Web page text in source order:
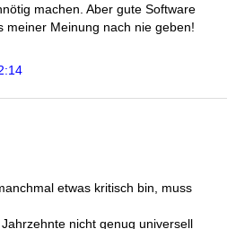
machen. Aber gute Software
meiner Meinung nach nie geben!
etwas kritisch bin, muss
nicht genug universell